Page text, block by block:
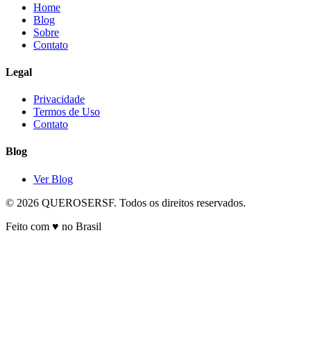
Home
Blog
Sobre
Contato
Legal
Privacidade
Termos de Uso
Contato
Blog
Ver Blog
© 2026 QUEROSERSF. Todos os direitos reservados.
Feito com ♥ no Brasil